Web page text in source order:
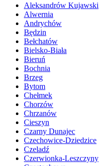
Aleksandrów Kujawski
Alwernia
Andrychów
Będzin
Bełchatów
Bielsko-Biała
Bieruń
Bochnia
Brzeg
Bytom
Chełmek
Chorzów
Chrzanów
Cieszyn
Czarny Dunajec
Czechowice-Dziedzice
Czeladź
Czerwionka-Leszczyny